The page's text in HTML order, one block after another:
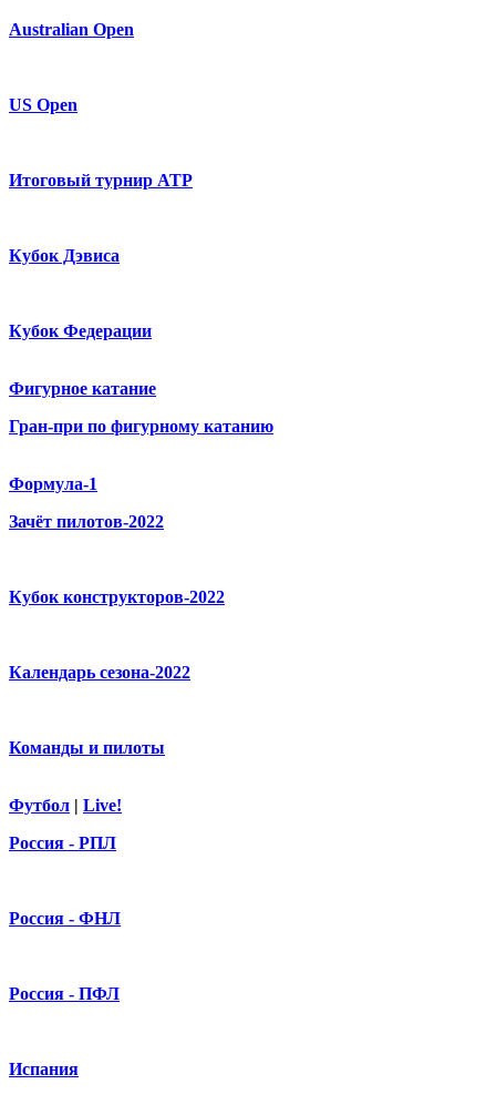
Australian Open
US Open
Итоговый турнир ATP
Кубок Дэвиса
Кубок Федерации
Фигурное катание
Гран-при по фигурному катанию
Формула-1
Зачёт пилотов-2022
Кубок конструкторов-2022
Календарь сезона-2022
Команды и пилоты
Футбол | Live!
Россия - РПЛ
Россия - ФНЛ
Россия - ПФЛ
Испания